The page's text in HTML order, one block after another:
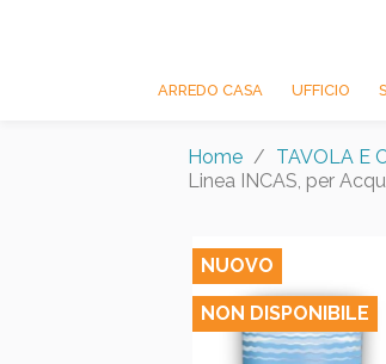
ARREDO CASA UFFICIO
Home TAVOLA E
Linea INCAS, per
NUOVO
NON DISPONIBILE